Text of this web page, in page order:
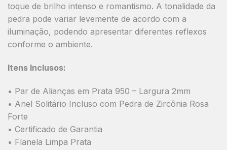
toque de brilho intenso e romantismo. A tonalidade da
pedra pode variar levemente de acordo com a
iluminação, podendo apresentar diferentes reflexos
conforme o ambiente.
Itens Inclusos:
• Par de Alianças em Prata 950 – Largura 2mm
• Anel Solitário Incluso com Pedra de Zircônia Rosa
Forte
• Certificado de Garantia
• Flanela Limpa Prata